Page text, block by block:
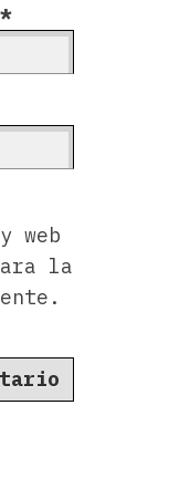
*
web
la